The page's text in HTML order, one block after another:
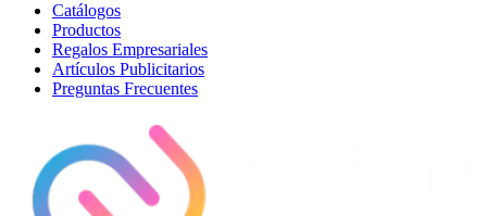
Catálogos
Productos
Regalos Empresariales
Artículos Publicitarios
Preguntas Frecuentes